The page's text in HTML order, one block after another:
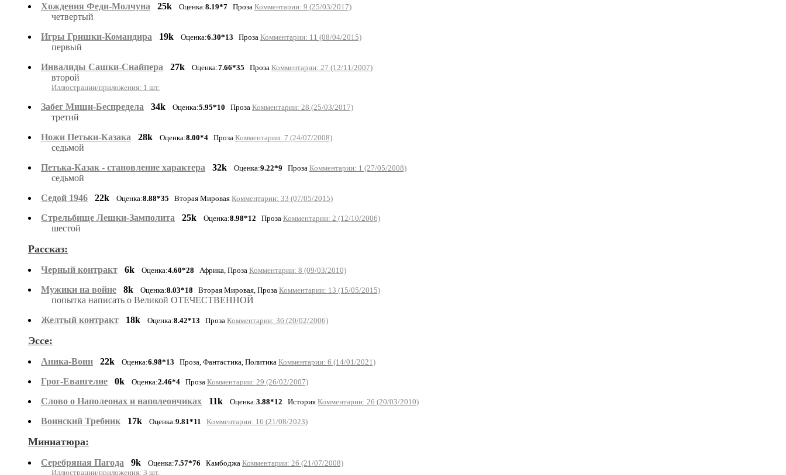
Хождения Феди-Молчуна 25k Оценка:8.19*7 Проза Комментарии: 9 (25/03/2017)
четвертый
Игры Гришки-Командира
19k Оценка:6.30*13 Проза Комментарии: 11 (08/04/2015)
первый
Инвалиды Сашки-Снайпера
27k Оценка:7.66*35 Проза Комментарии: 27 (12/11/2007)
второй
Иллюстрации/приложения: 1 шт.
Забег Миши-Беспредела 34k Оценка:5.95*10 Проза Комментарии: 28 (25/03/2017)
третий
Ножи Петьки-Казака
28k Оценка:8.00*4 Проза Комментарии: 7 (24/07/2008)
седьмой
Петька-Казак - становление характера
32k Оценка:9.22*9 Проза Комментарии: 1 (27/05/2008)
седьмой
Седой 1946
22k Оценка:8.88*35 Вторая Мировая Комментарии: 33 (07/05/2015)
Стрельбище Лешки-Замполита 25k Оценка:8.98*12 Проза Комментарии: 2 (12/10/2006)
шестой
Рассказ:
Черный контракт 6k Оценка:4.60*28 Африка, Проза Комментарии: 8 (09/03/2010)
Мужики на войне 8k Оценка:8.03*18 Вторая Мировая, Проза Комментарии: 13 (15/05/2015)
попытка написать о Великой ОТЕЧЕСТВЕННОЙ
Желтый контракт
18k Оценка:8.42*13 Проза Комментарии: 36 (20/02/2006)
Эссе:
Аника-Воин 22k Оценка:6.98*13 Проза, Фантастика, Политика Комментарии: 6 (14/01/2021)
Грог-Евангелие 0k Оценка:2.46*4 Проза Комментарии: 29 (26/02/2007)
Слово о Наполеонах и наполеончиках 11k Оценка:3.88*12 История Комментарии: 26 (20/03/2010)
Воинский Требник 17k Оценка:9.81*11 Комментарии: 16 (21/08/2023)
Миниатюра:
Серебряная Пагода 9k Оценка:7.57*76 Камбоджа Комментарии: 26 (21/07/2008)
Иллюстрации/приложения: 3 шт.